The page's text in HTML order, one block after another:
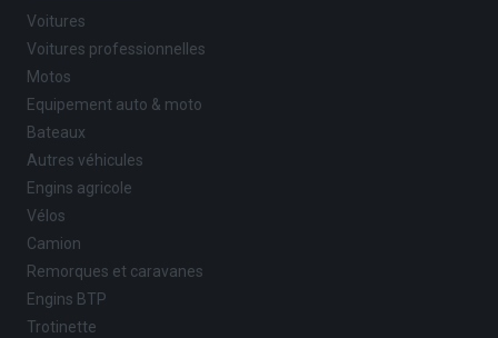
Voitures
Voitures professionnelles
Motos
Equipement auto & moto
Bateaux
Autres véhicules
Engins agricole
Vélos
Camion
Remorques et caravanes
Engins BTP
Trotinette